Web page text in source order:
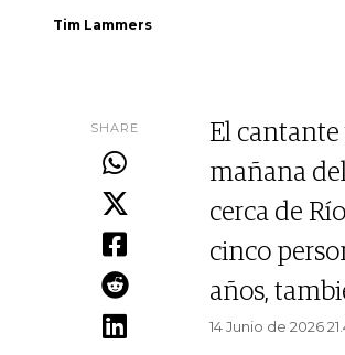
Tim Lammers
SHARE
El cantante
mañana
cerca de
cinco
años,
14 Junio de 2026